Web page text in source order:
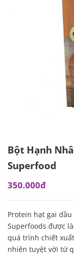
Bột Hạnh
Superfood
350.000đ
Protein hạt gai
Superfoods được
quá trình chiết
nhiên tuyệt vời từ